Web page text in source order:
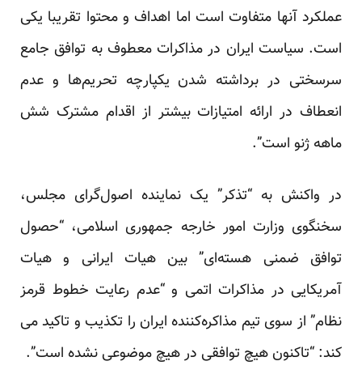
عملکرد آنها متفاوت است اما اهداف و محتوا تقریبا یکی
است. سیاست ایران در مذاکرات معطوف به توافق جامع
سرسختی در برداشته شدن یکپارچه تحریم‌ها و عدم
انعطاف در ارائه امتیازات بیشتر از اقدام مشترک شش
ماهه ژنو است”.
در واکنش به “تذکر” یک نماینده اصول‌گرای مجلس،
سخنگوی وزارت امور خارجه جمهوری اسلامی، “حصول
توافق ضمنی هسته‌ای” بین هیات ایرانی و هیات
آمریکایی در مذاکرات اتمی و “عدم رعایت خطوط قرمز
نظام” از سوی تیم مذاکره‌کننده ایران را تکذیب و تاکید می
کند: “تاکنون هیچ توافقی در هیچ موضوعی نشده است”.